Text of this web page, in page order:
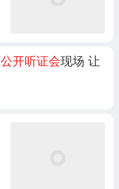
公开听证会现场 让